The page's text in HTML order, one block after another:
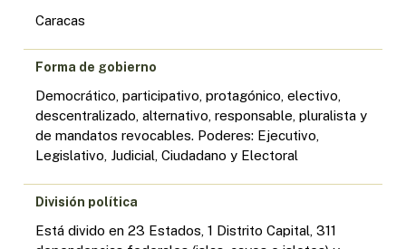
Caracas
Forma de gobierno
Democrático, participativo, protagónico, electivo,
descentralizado, alternativo, responsable, pluralista y
de mandatos revocables. Poderes: Ejecutivo,
Legislativo, Judicial, Ciudadano y Electoral
División política
Está divido en 23 Estados, 1 Distrito Capital, 311